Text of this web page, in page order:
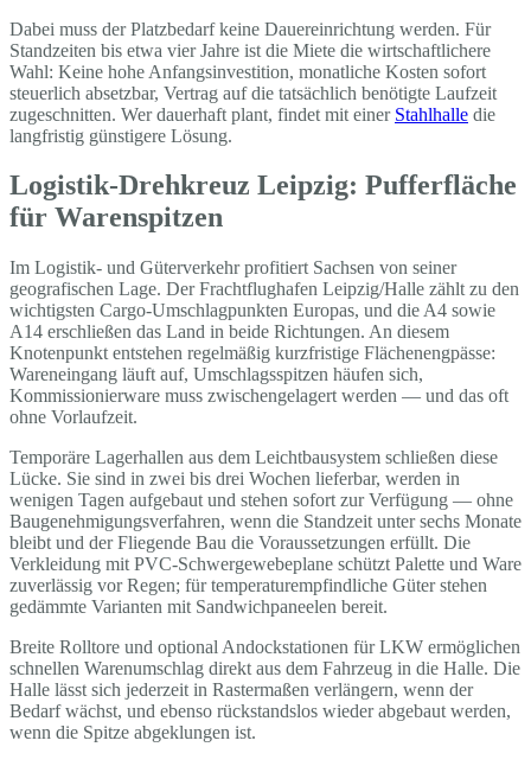
Dabei muss der Platzbedarf keine Dauereinrichtung werden. Für
Standzeiten bis etwa vier Jahre ist die Miete die wirtschaftlichere
Wahl: Keine hohe Anfangsinvestition, monatliche Kosten sofort
steuerlich absetzbar, Vertrag auf die tatsächlich benötigte Laufzeit
zugeschnitten. Wer dauerhaft plant, findet mit einer Stahlhalle die
langfristig günstigere Lösung.
Logistik-Drehkreuz Leipzig: Pufferfläche
für Warenspitzen
Im Logistik- und Güterverkehr profitiert Sachsen von seiner
geografischen Lage. Der Frachtflughafen Leipzig/Halle zählt zu den
wichtigsten Cargo-Umschlagpunkten Europas, und die A4 sowie
A14 erschließen das Land in beide Richtungen. An diesem
Knotenpunkt entstehen regelmäßig kurzfristige Flächenengpässe:
Wareneingang läuft auf, Umschlagsspitzen häufen sich,
Kommissionierware muss zwischengelagert werden — und das oft
ohne Vorlaufzeit.
Temporäre Lagerhallen aus dem Leichtbausystem schließen diese
Lücke. Sie sind in zwei bis drei Wochen lieferbar, werden in
wenigen Tagen aufgebaut und stehen sofort zur Verfügung — ohne
Baugenehmigungsverfahren, wenn die Standzeit unter sechs Monate
bleibt und der Fliegende Bau die Voraussetzungen erfüllt. Die
Verkleidung mit PVC-Schwergewebeplane schützt Palette und Ware
zuverlässig vor Regen; für temperaturempfindliche Güter stehen
gedämmte Varianten mit Sandwichpaneelen bereit.
Breite Rolltore und optional Andockstationen für LKW ermöglichen
schnellen Warenumschlag direkt aus dem Fahrzeug in die Halle. Die
Halle lässt sich jederzeit in Rastermaßen verlängern, wenn der
Bedarf wächst, und ebenso rückstandslos wieder abgebaut werden,
wenn die Spitze abgeklungen ist.